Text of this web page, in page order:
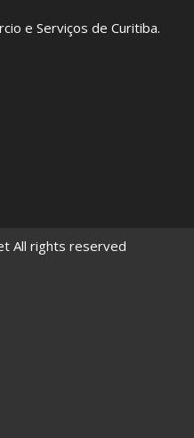
e Serviços de Curitiba.
All rights reserved